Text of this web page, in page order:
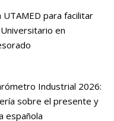
para facilitar
en
Industrial 2026:
sobre el presente y
española